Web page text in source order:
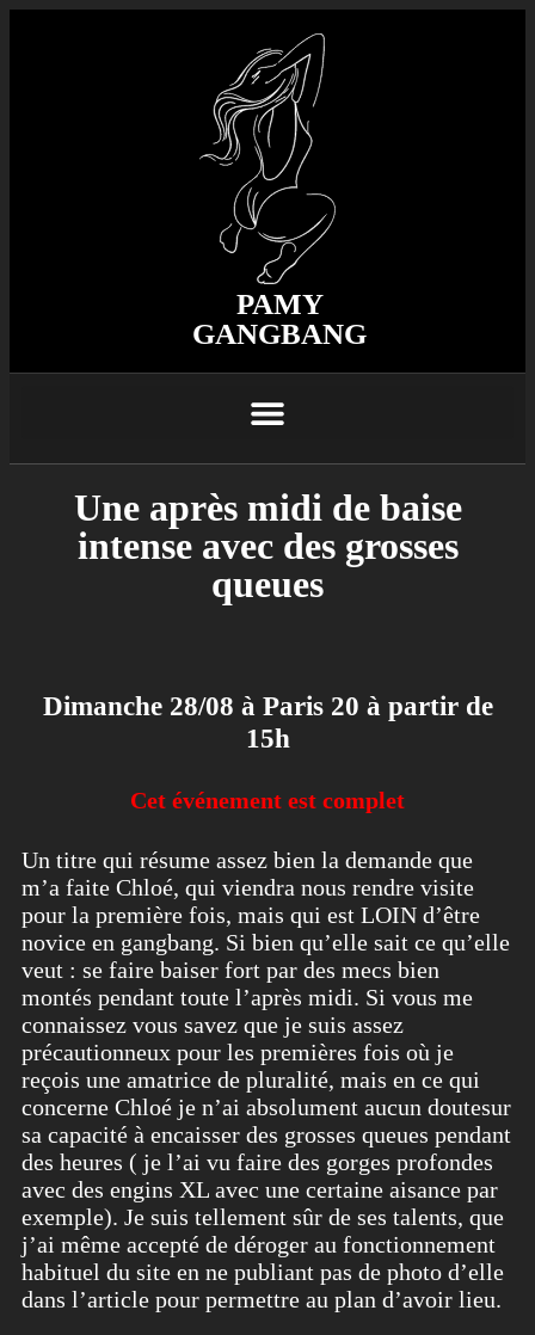
PAMY
GANGBANG
Une après midi de baise
intense avec des grosses
queues
Dimanche 28/08 à Paris 20 à partir de
15h
Cet événement est complet
Un titre qui résume assez bien la demande que
m’a faite Chloé, qui viendra nous rendre visite
pour la première fois, mais qui est LOIN d’être
novice en gangbang. Si bien qu’elle sait ce qu’elle
veut : se faire baiser fort par des mecs bien
montés pendant toute l’après midi. Si vous me
connaissez vous savez que je suis assez
précautionneux pour les premières fois où je
reçois une amatrice de pluralité, mais en ce qui
concerne Chloé je n’ai absolument aucun doutesur
sa capacité à encaisser des grosses queues pendant
des heures ( je l’ai vu faire des gorges profondes
avec des engins XL avec une certaine aisance par
exemple). Je suis tellement sûr de ses talents, que
j’ai même accepté de déroger au fonctionnement
habituel du site en ne publiant pas de photo d’elle
dans l’article pour permettre au plan d’avoir lieu.